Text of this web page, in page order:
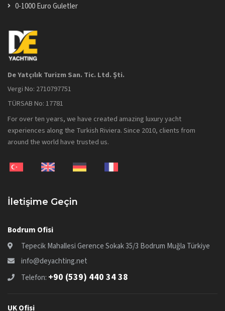
0-1000 Euro Guletler
De Yatçılık Turizm San. Tic. Ltd. Şti.
Vergi No: 2710797751
TÜRSAB No: 17781
For over ten years, we have created amazing luxury yacht
experiences along the Turkish Riviera. Since 2010, clients from
around the world have trusted us.
İletişime Geçin
Bodrum Ofisi
Tepecik Mahallesi Gerence Sokak 35/3 Bodrum Muğla Türkiye
info@deyachting.net
Telefon: +90 (539) 440 34 38
UK Ofisi